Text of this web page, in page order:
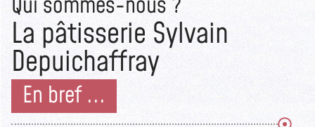
La pâtisserie Sylvain
Depuichaffray
En bref ...